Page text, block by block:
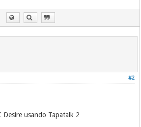
#2
Desire usando Tapatalk 2